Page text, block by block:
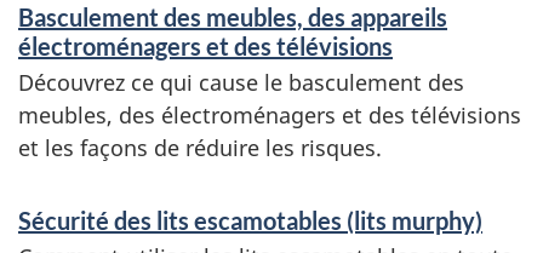
e
r
v
i
c
Basculement des meubles, des appareils
électroménagers et des télévisions
Découvrez ce qui cause le basculement des
meubles, des électroménagers et des télévisions
et les façons de réduire les risques.
Sécurité des lits escamotables (lits murphy)